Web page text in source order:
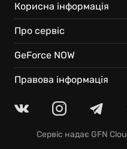
Корисна інформація
Про сервіс
GeForce NOW
Правова інформація
Сервіс надає GFN